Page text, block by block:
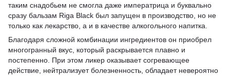
таким снадобьем не смогла даже императрица и буквально
сразу бальзам Riga Black был запущен в производство, но не
только как лекарство, а и в качестве алкогольного напитка.
Благодаря сложной комбинации ингредиентов он приобрел
многогранный вкус, который раскрывается плавно и
постепенно. При этом ликер оказывает согревающее
действие, нейтрализует болезненность, обладает невероятно